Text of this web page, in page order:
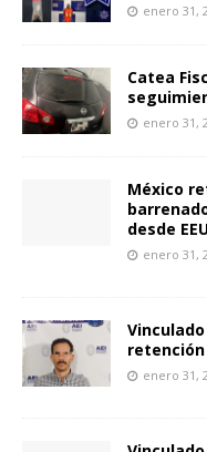
enero 31,
Catea
enero 31,
México
desde
enero 31,
enero 31,